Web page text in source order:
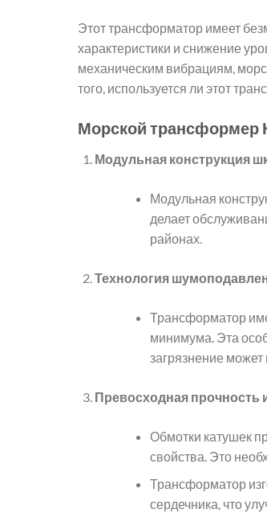
Этот трансформатор имеет
характеристики и снижение
механическим вибрациям,
того, используется ли этот
Морской трансформер
Модульная конструкция
Модульная
делает
районах.
Технология
Трансформатор
минимума. Эта
загрязнение
Превосходная прочность
Обмотки катушек
свойства. Это
Трансформатор
сердечника, что